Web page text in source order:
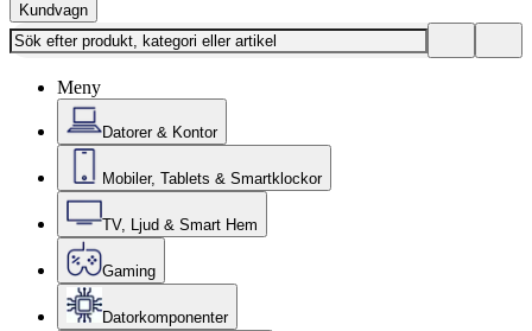
Kundvagn
Meny
Datorer & Kontor
Mobiler, Tablets & Smartklockor
TV, Ljud & Smart Hem
Gaming
Datorkomponenter